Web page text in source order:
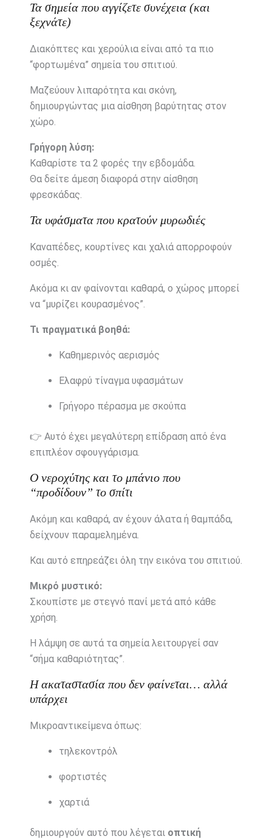
Τα σημεία που αγγίζετε συνέχεια (και
ξεχνάτε)
Διακόπτες και χερούλια είναι από τα πιο
“φορτωμένα” σημεία του σπιτιού.
Μαζεύουν λιπαρότητα και σκόνη,
δημιουργώντας μια αίσθηση βαρύτητας στον
χώρο.
Γρήγορη λύση:
Καθαρίστε τα 2 φορές την εβδομάδα.
Θα δείτε άμεση διαφορά στην αίσθηση
φρεσκάδας.
Τα υφάσματα που κρατούν μυρωδιές
Καναπέδες, κουρτίνες και χαλιά απορροφούν
οσμές.
Ακόμα κι αν φαίνονται καθαρά, ο χώρος μπορεί
να “μυρίζει κουρασμένος”.
Τι πραγματικά βοηθά:
Καθημερινός αερισμός
Ελαφρύ τίναγμα υφασμάτων
Γρήγορο πέρασμα με σκούπα
👉 Αυτό έχει μεγαλύτερη επίδραση από ένα
επιπλέον σφουγγάρισμα.
Ο νεροχύτης και το μπάνιο που
“προδίδουν” το σπίτι
Ακόμη και καθαρά, αν έχουν άλατα ή θαμπάδα,
δείχνουν παραμελημένα.
Και αυτό επηρεάζει όλη την εικόνα του σπιτιού.
Μικρό μυστικό:
Σκουπίστε με στεγνό πανί μετά από κάθε
χρήση.
Η λάμψη σε αυτά τα σημεία λειτουργεί σαν
“σήμα καθαριότητας”.
Ηακαταστασία που δεν φαίνεται… αλλά
υπάρχει
Μικροαντικείμενα όπως:
τηλεκοντρόλ
φορτιστές
χαρτιά
δημιουργούν αυτό που λέγεται οπτική